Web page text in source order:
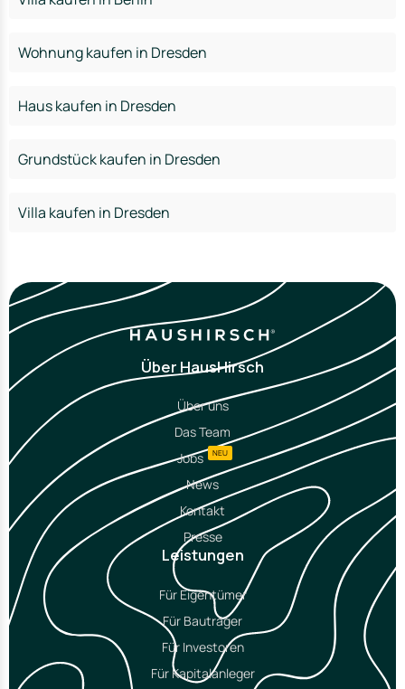
Wohnung kaufen in Dresden
Haus kaufen in Dresden
Grundstück kaufen in Dresden
Villa kaufen in Dresden
Über HausHirsch
Über uns
Das Team
Jobs
NEU
News
Kontakt
Presse
Leistungen
Für Eigentümer
Für Bauträger
Für Investoren
Für Kapitalanleger